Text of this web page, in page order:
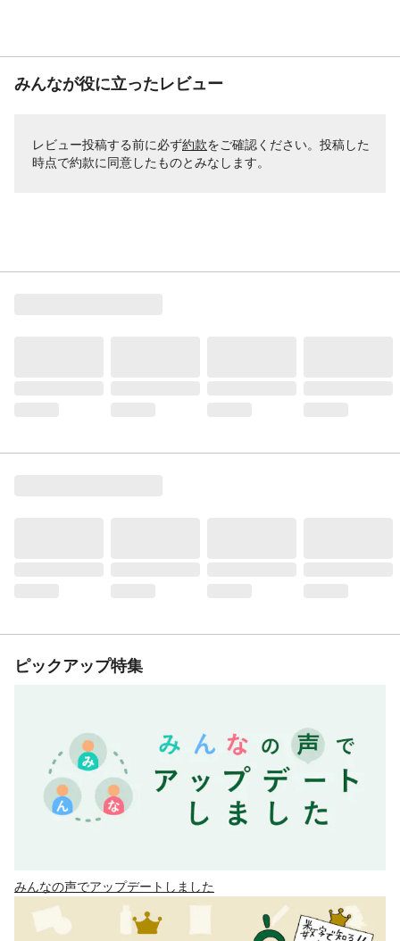
みんなが役に立ったレビュー
レビュー投稿する前に必ず約款をご確認ください。投稿した
時点で約款に同意したものとみなします。
ピックアップ特集
みんなの声でアップデートしました